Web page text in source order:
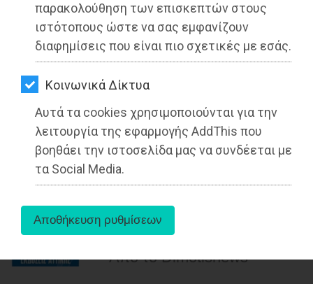
παρακολούθηση των επισκεπτών στους
ιστότοπους ώστε να σας εμφανίζουν
διαφημίσεις που είναι πιο σχετικές με εσάς.
Kοινωνικά Δίκτυα
Αυτά τα cookies χρησιμοποιούνται για την
λειτουργία της εφαρμογής AddThis που
βοηθάει την ιστοσελίδα μας να συνδέεται με
τα Social Media.
ΕΦΗΜΕΡΙΔΕΣ
OΔΗΓΟΣ
ΑΓΟΡΑΣ
ΨΙΘΥΡΟΙ
ΑΠΟΣΤΟΛΗ
ΑΡΘΡΩΝ
Η κοινωνική κουζίνα Νέας Μάκρης «Ο
άλλος άνθρωπος» μαγειρεύει στον
αγώνα βουνού Πεντελικόν
«Μάραθων»
Διαβάστηκε 3205 φορές
Από τo Dimotisnews